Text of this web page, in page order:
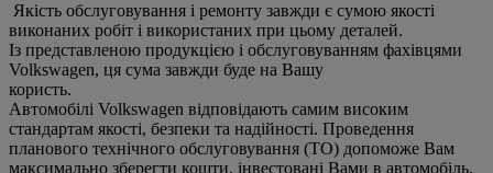
Якість обслуговування і ремонту завжди є сумою якості
виконаних робіт і використаних при цьому деталей.
Із представленою продукцією і обслуговуванням фахівцями
Volkswagen, ця сума завжди буде на Вашу
Автомобілі Volkswagen відповідають самим високим
стандартам якості, безпеки та надійності. Проведення
планового технічного обслуговування (ТО) допоможе Вам
максимально зберегти кошти, інвестовані Вами в автомобіль,